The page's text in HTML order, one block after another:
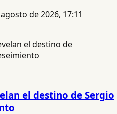
de 2026, 17:11
el destino de Sergio